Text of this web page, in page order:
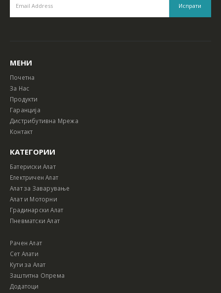
МЕНИ
Почетна
За Нас
Продукти
Гаранција
Дистрибутивна Мрежа
Контакт
КАТЕГОРИИ
Батериски Алат
Електричен Алат
Алат за Заварување
Алат и Моторни
Градинарски Алат
Пневматски Алат
Рачен Алат
Сет Алати
Кути за Алат
Заштитна Опрема
Додатоци